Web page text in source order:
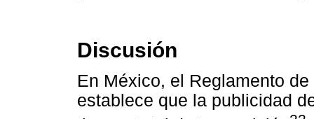
Discusión
En México, el Reglamento
establece que la publicidad